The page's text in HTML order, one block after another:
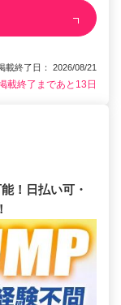
終了日： 2026/08/21
載終了まであと13日
！日払い可・